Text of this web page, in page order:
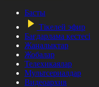
Басты
Тікелей эфир
Бағдарлама кестесі
Жаңалықтар
Жобалар
Телехикаялар
Мультсериалдар
Видеоархив